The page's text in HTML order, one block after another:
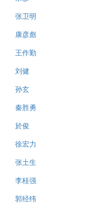
张卫明
康彦彪
王作勤
刘健
孙玄
秦胜勇
於俊
徐宏力
张土生
李桂强
郭经纬